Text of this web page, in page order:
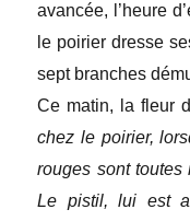
avancée, l’heure
le poirier dresse
sept branches
Ce matin, la fleur
chez le poirier,
rouges sont
Le pistil, lui est